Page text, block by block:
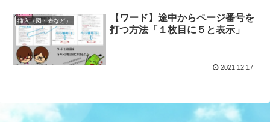
挿入（図・表など）
【ワード】途中からページ番号を
打つ方法「１枚目に５と表示」
2021.12.17